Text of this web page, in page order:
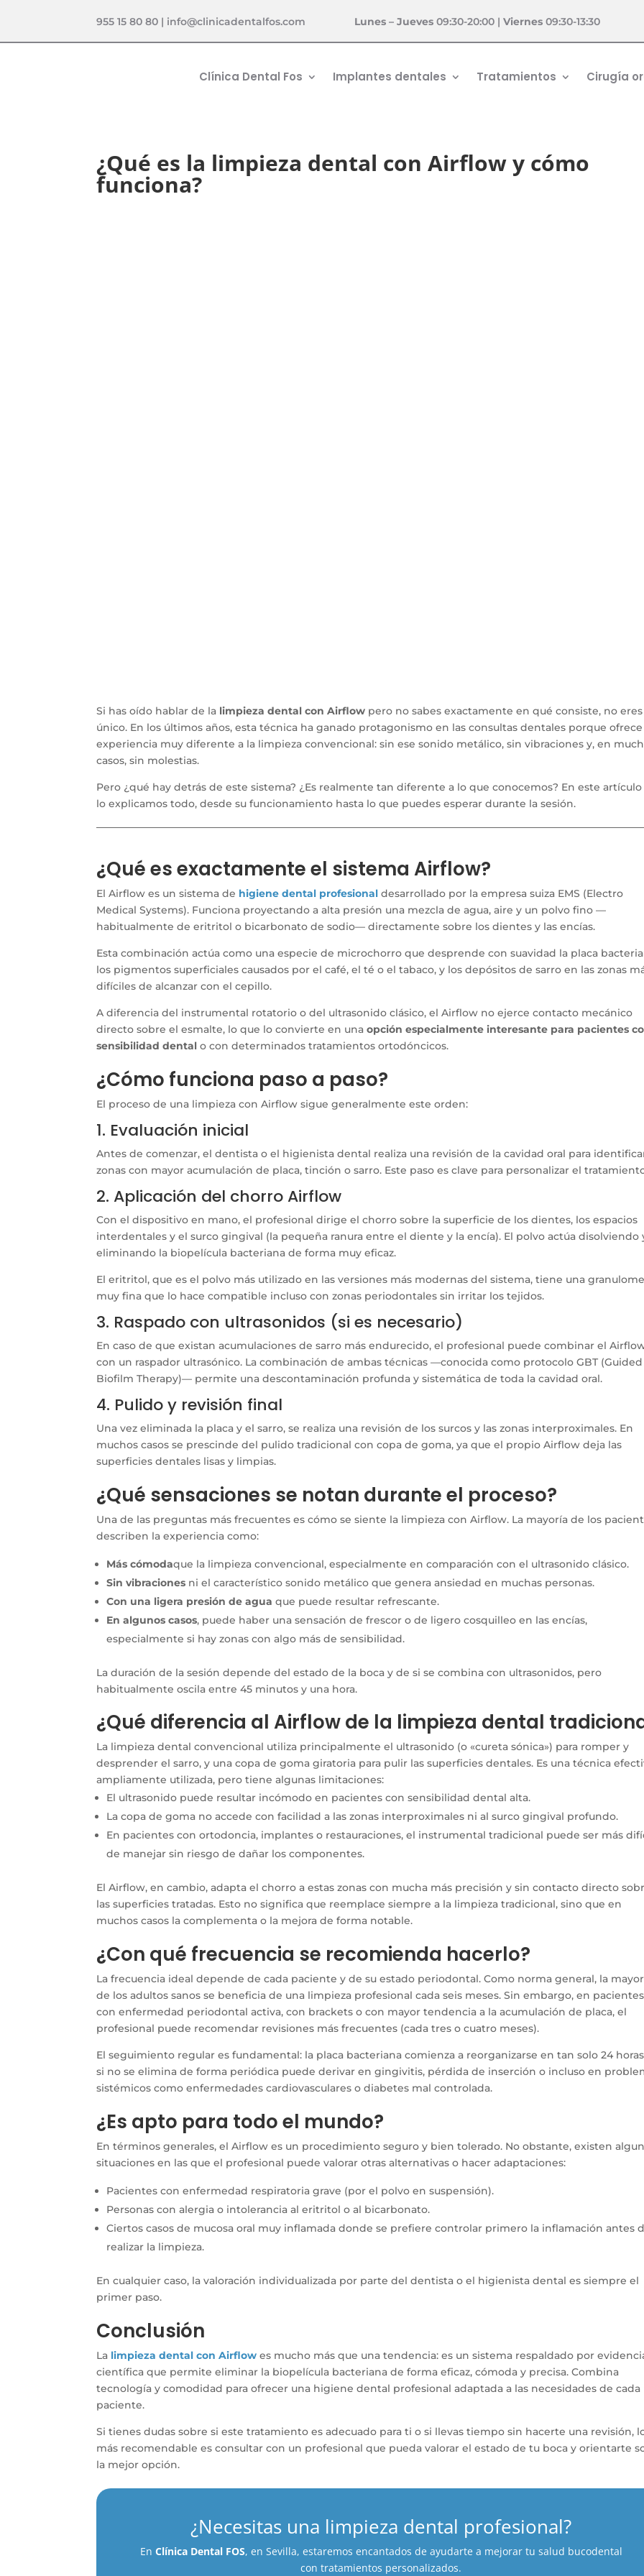
955 15 80 80 | info@clinicadentalfos.com Lunes – Jueves09:30-20:00 | Viernes09:30-13:30
Clínica Dental Fos Implantes dentales Tratamientos Cirugía
¿Qué es la limpieza dental con Airflow y cómo
funciona?
Si has oído hablar de la limpieza dental con Airflow pero no sabes exactamente en qué consiste, no eres
único. En los últimos años, esta técnica ha ganado protagonismo en las consultas dentales porque
experiencia muy diferente a la limpieza convencional: sin ese sonido metálico, sin vibraciones y, en
casos, sin molestias.
Pero ¿qué hay detrás de este sistema? ¿Es realmente tan diferente a lo que conocemos? En este
lo explicamos todo, desde su funcionamiento hasta lo que puedes esperar durante la sesión.
¿Qué es exactamente el sistema Airflow?
El Airflow es un sistema de higiene dental profesional desarrollado por la empresa suiza EMS (Electro
Medical Systems). Funciona proyectando a alta presión una mezcla de agua, aire y un polvo fino —
habitualmente de eritritol o bicarbonato de sodio— directamente sobre los dientes y las encías.
Esta combinación actúa como una especie de microchorro que desprende con suavidad la placa
los pigmentos superficiales causados por el café, el té o el tabaco, y los depósitos de sarro en las zonas
difíciles de alcanzar con el cepillo.
A diferencia del instrumental rotatorio o del ultrasonido clásico, el Airflow no ejerce contacto mecánico
directo sobre el esmalte, lo que lo convierte en unaopción especialmente interesante para pacientes
sensibilidad dental o con determinados tratamientos ortodóncicos.
¿Cómo funciona paso a paso?
El proceso de una limpieza con Airflow sigue generalmente este orden:
1. Evaluación inicial
Antes de comenzar, el dentista o el higienista dental realiza una revisión de la cavidad oral para
zonas con mayor acumulación de placa, tinción o sarro. Este paso es clave para personalizar el
2. Aplicación del chorro Airflow
Con el dispositivo en mano, el profesional dirige el chorro sobre la superficie de los dientes, los espacios
interdentales y el surco gingival (la pequeña ranura entre el diente y la encía). El polvo actúa disolviendo
eliminando la biopelícula bacteriana de forma muy eficaz.
El eritritol, que es el polvo más utilizado en las versiones más modernas del sistema, tiene una
muy fina que lo hace compatible incluso con zonas periodontales sin irritar los tejidos.
3. Raspado con ultrasonidos (si es necesario)
En caso de que existan acumulaciones de sarro más endurecido, el profesional puede combinar el
con un raspador ultrasónico. La combinación de ambas técnicas —conocida como protocolo GBT (Guided
Biofilm Therapy)— permite una descontaminación profunda y sistemática de toda la cavidad oral.
4. Pulido y revisión final
Una vez eliminada la placa y el sarro, se realiza una revisión de los surcos y las zonas interproximales. En
muchos casos se prescinde del pulido tradicional con copa de goma, ya que el propio Airflow deja las
superficies dentales lisas y limpias.
¿Qué sensaciones se notan durante el proceso?
Una de las preguntas más frecuentes es cómo se siente la limpieza con Airflow. La mayoría de los
describen la experiencia como:
Más cómodaque la limpieza convencional, especialmente en comparación con el ultrasonido clásico.
Sin vibraciones ni el característico sonido metálico que genera ansiedad en muchas personas.
Con una ligera presión de aguaque puede resultar refrescante.
En algunos casos, puede haber una sensación de frescor o de ligero cosquilleo en las encías,
especialmente si hay zonas con algo más de sensibilidad.
La duración de la sesión depende del estado de la boca y de si se combina con ultrasonidos, pero
habitualmente oscila entre 45 minutos y una hora.
¿Qué diferencia al Airflow de la limpieza dental
La limpieza dental convencional utiliza principalmente el ultrasonido (o «cureta sónica») para romper y
desprender el sarro, y una copa de goma giratoria para pulir las superficies dentales. Es una técnica
ampliamente utilizada, pero tiene algunas limitaciones:
El ultrasonido puede resultar incómodo en pacientes con sensibilidad dental alta.
La copa de goma no accede con facilidad a las zonas interproximales ni al surco gingival profundo.
En pacientes con ortodoncia, implantes o restauraciones, el instrumental tradicional puede ser más
de manejar sin riesgo de dañar los componentes.
El Airflow, en cambio, adapta el chorro a estas zonas con mucha más precisión y sin contacto directo
las superficies tratadas. Esto no significa que reemplace siempre a la limpieza tradicional, sino que en
muchos casos la complementa o la mejora de forma notable.
¿Con qué frecuencia se recomienda hacerlo?
La frecuencia ideal depende de cada paciente y de su estado periodontal. Como norma general, la
de los adultos sanos se beneficia de una limpieza profesional cada seis meses. Sin embargo, en pacientes
con enfermedad periodontal activa, con brackets o con mayor tendencia a la acumulación de placa, el
profesional puede recomendar revisiones más frecuentes (cada tres o cuatro meses).
El seguimiento regular es fundamental: la placa bacteriana comienza a reorganizarse en tan solo 24
si no se elimina de forma periódica puede derivar en gingivitis, pérdida de inserción o incluso en
sistémicos como enfermedades cardiovasculares o diabetes mal controlada.
¿Es apto para todo el mundo?
En términos generales, el Airflow es un procedimiento seguro y bien tolerado. No obstante, existen
situaciones en las que el profesional puede valorar otras alternativas o hacer adaptaciones:
Pacientes con enfermedad respiratoria grave (por el polvo en suspensión).
Personas con alergia o intolerancia al eritritol o al bicarbonato.
Ciertos casos de mucosa oral muy inflamada donde se prefiere controlar primero la inflamación antes
realizar la limpieza.
En cualquier caso, la valoración individualizada por parte del dentista o el higienista dental es siempre el
primer paso.
Conclusión
La limpieza dental con Airflow es mucho más que una tendencia: es un sistema respaldado por
científica que permite eliminar la biopelícula bacteriana de forma eficaz, cómoda y precisa. Combina
tecnología y comodidad para ofrecer una higiene dental profesional adaptada a las necesidades de cada
paciente.
Si tienes dudas sobre si este tratamiento es adecuado para ti o si llevas tiempo sin hacerte una revisión,
más recomendable es consultar con un profesional que pueda valorar el estado de tu boca y orientarte
la mejor opción.
¿Necesitas una limpieza dental profesional?
En Clínica Dental FOS, en Sevilla, estaremos encantados de ayudarte a mejorar tu salud bucodental
con tratamientos personalizados.